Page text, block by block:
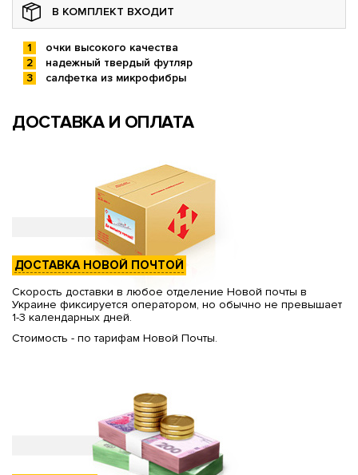
В КОМПЛЕКТ ВХОДИТ
очки высокого качества
надежный твердый футляр
салфетка из микрофибры
ДОСТАВКА И ОПЛАТА
ДОСТАВКА НОВОЙ ПОЧТОЙ
Скорость доставки в любое отделение Новой почты в
Украине фиксируется оператором, но обычно не превышает
1-3 календарных дней.
Стоимость - по тарифам Новой Почты.